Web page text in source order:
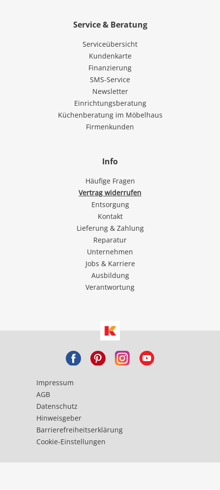
Service & Beratung
Serviceübersicht
Kundenkarte
Finanzierung
SMS-Service
Newsletter
Einrichtungsberatung
Küchenberatung im Möbelhaus
Firmenkunden
Info
Häufige Fragen
Vertrag widerrufen
Entsorgung
Kontakt
Lieferung & Zahlung
Reparatur
Unternehmen
Jobs & Karriere
Ausbildung
Verantwortung
Impressum
AGB
Datenschutz
Hinweisgeber
Barrierefreiheitserklärung
Cookie-Einstellungen